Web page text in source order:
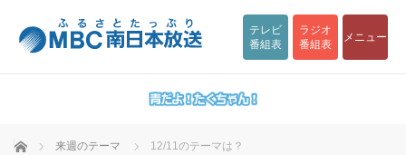
テレビ
番組表
ラジオ
番組表
メニュー
ホーム 来週のテーマ 12/11のテーマは？